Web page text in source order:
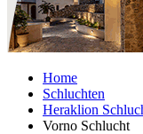
Home
Schluchten
Heraklion
Vorno Schlucht